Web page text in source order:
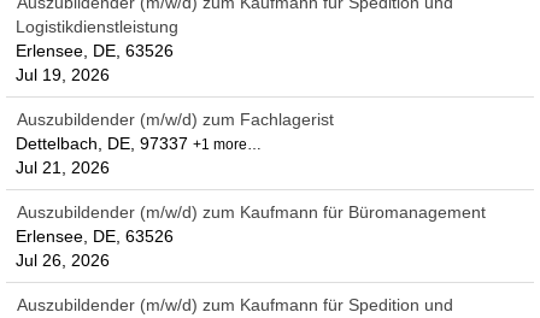
Logistikdienstleistung
Erlensee, DE, 63526
Jul 19, 2026
Auszubildender (m/w/d) zum Fachlagerist
Dettelbach, DE, 97337 +1 more…
Jul 21, 2026
Auszubildender (m/w/d) zum Kaufmann für Büromanagement
Erlensee, DE, 63526
Jul 26, 2026
Auszubildender (m/w/d) zum Kaufmann für Spedition und